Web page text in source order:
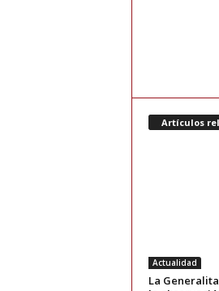
Artículos
Actualidad
La